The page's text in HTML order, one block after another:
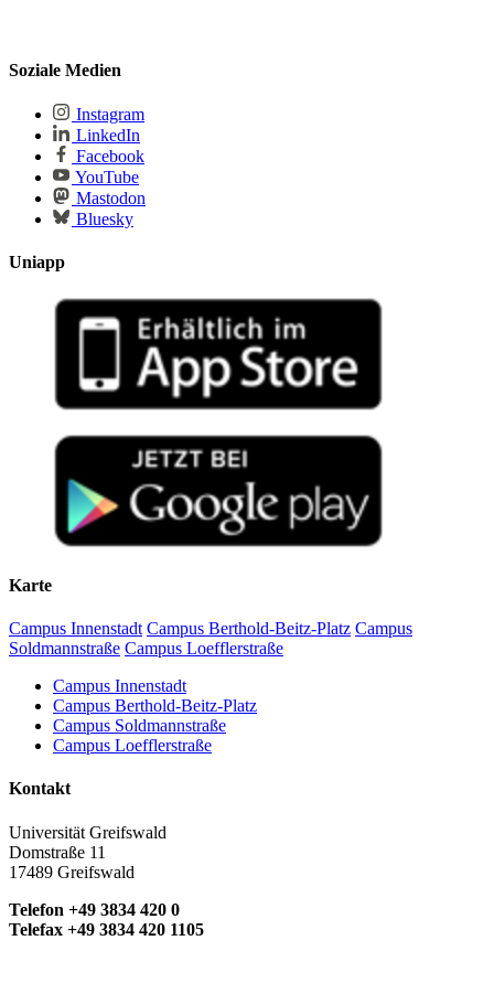
Soziale Medien
Instagram
LinkedIn
Facebook
YouTube
Mastodon
Bluesky
Uniapp
Karte
Campus Innenstadt Campus Berthold-Beitz-Platz Campus
Soldmannstraße Campus Loefflerstraße
Campus Innenstadt
Campus Berthold-Beitz-Platz
Campus Soldmannstraße
Campus Loefflerstraße
Kontakt
Universität Greifswald
Domstraße 11
17489 Greifswald
Telefon +49 3834 420 0
Telefax +49 3834 420 1105